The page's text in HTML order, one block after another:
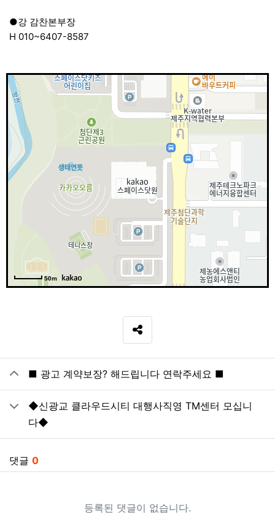
●강 감찬본부장
H 010~6407-8587
50m
SNS 공유
관련자료■ 광고 계약보장? 해드립니다 연락주세요 ■
◆신광교 클라우드시티 대행사직영 TM센터 모십니
다◆
댓글 0
등록된 댓글이 없습니다.